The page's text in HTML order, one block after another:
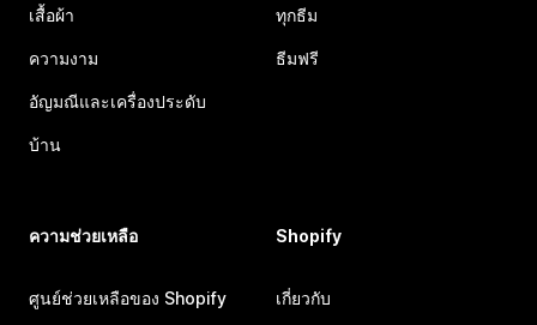
เสื้อผ้า
ความงาม
อัญมณีและเครื่องประดับ
บ้าน
ทุกธีม
ธีมฟรี
ความช่วยเหลือ
ศูนย์ช่วยเหลือของ Shopify
Shopify
เกี่ยวกับ